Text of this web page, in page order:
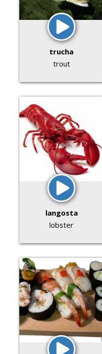
trucha
trout
langosta
lobster